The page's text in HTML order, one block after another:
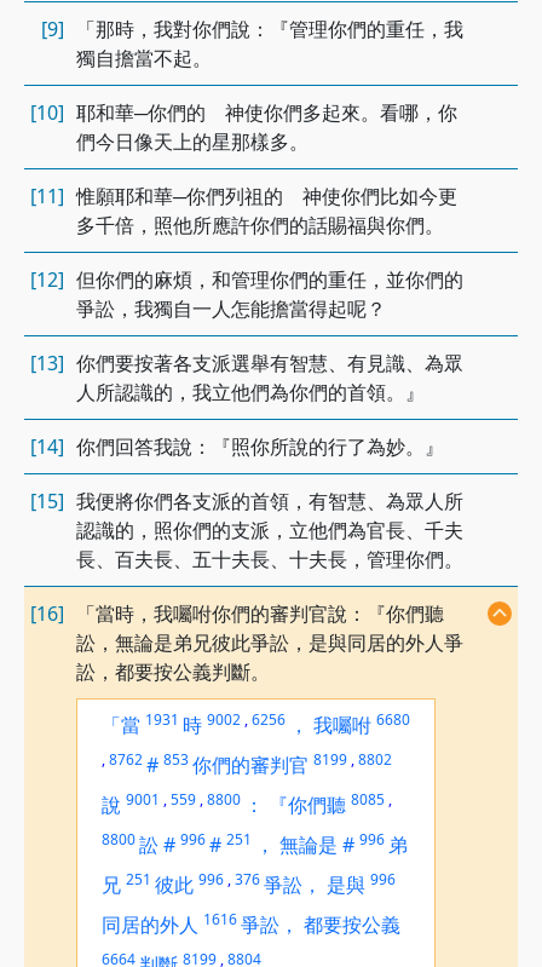
[9]
「那時，我對你們說：『管理你們的重任，我
獨自擔當不起。
[10] 耶和華─你們的 神使你們多起來。看哪，你
們今日像天上的星那樣多。
[11] 惟願耶和華─你們列祖的 神使你們比如今更
多千倍，照他所應許你們的話賜福與你們。
[12] 但你們的麻煩，和管理你們的重任，並你們的
爭訟，我獨自一人怎能擔當得起呢？
[13] 你們要按著各支派選舉有智慧、有見識、為眾
人所認識的，我立他們為你們的首領。』
[14] 你們回答我說：『照你所說的行了為妙。』
[15] 我便將你們各支派的首領，有智慧、為眾人所
認識的，照你們的支派，立他們為官長、千夫
長、百夫長、五十夫長、十夫長，管理你們。
[16]
「當時，我囑咐你們的審判官說：『你們聽
訟，無論是弟兄彼此爭訟，是與同居的外人爭
訟，都要按公義判斷。
「當 1931 時 9002 ,6256 ， 我囑咐 6680
,8762# 853你們的審判官 8199 ,8802
說 9001 ,559 ,8800 ： 『你們聽 8085 ,
8800訟# 996# 251 ， 無論是 # 996 弟
兄 251 彼此 996 ,376爭訟， 是與 996
同居的外人 1616爭訟， 都要按公義
6664 8199 ,8804